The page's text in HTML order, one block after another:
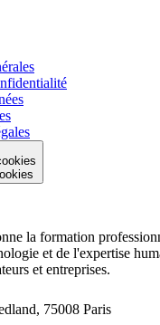
la formation
et de l'expertise
et entreprises.
75008 Paris